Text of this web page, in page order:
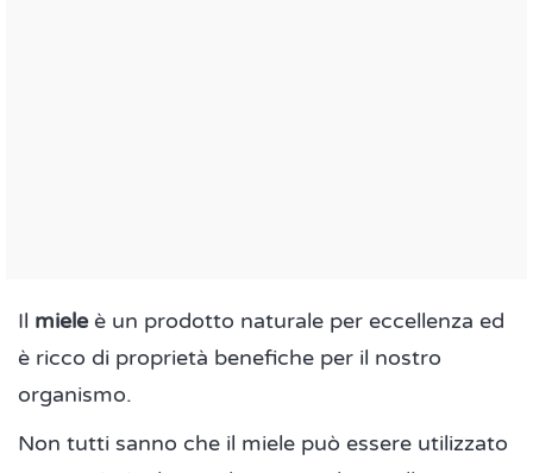
Il mieleè un prodotto naturale per eccellenza ed
è ricco di proprietà benefiche per il nostro
organismo.
Non tutti sanno che il miele può essere utilizzato